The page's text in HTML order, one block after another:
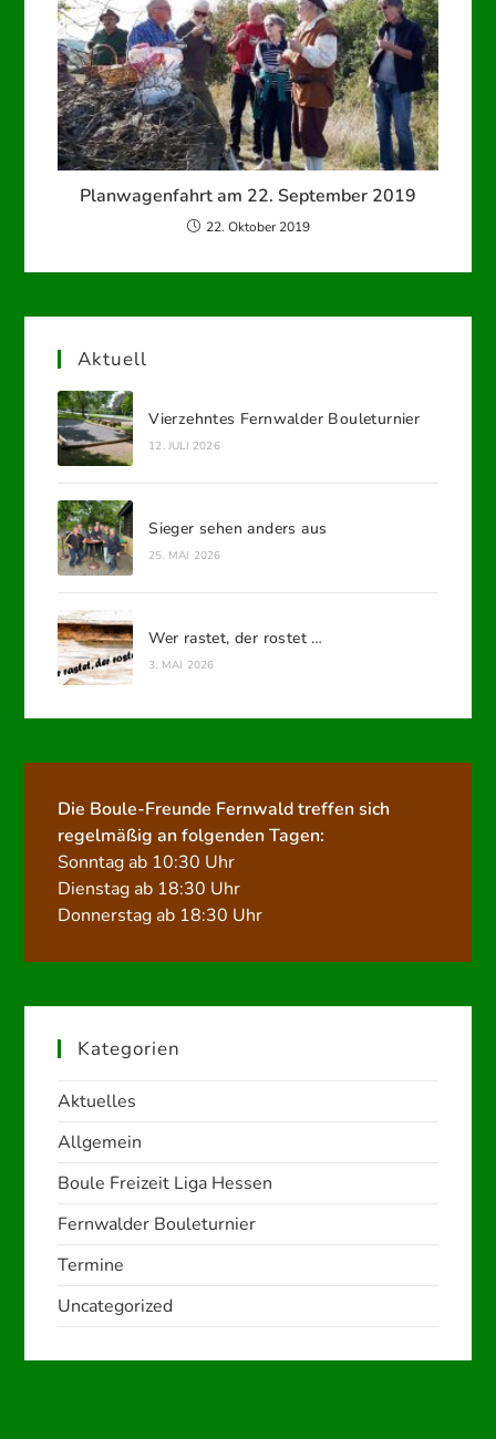
Planwagenfahrt am 22. September 2019
22. Oktober 2019
Aktuell
Vierzehntes Fernwalder Bouleturnier
12. JULI 2026
Sieger sehen anders aus
25. MAI 2026
Wer rastet, der rostet …
3. MAI 2026
Die Boule-Freunde Fernwald treffen sich
regelmäßig an folgenden Tagen:
Sonntag ab 10:30 Uhr
Dienstag ab 18:30 Uhr
Donnerstag ab 18:30 Uhr
Kategorien
Aktuelles
Allgemein
Boule Freizeit Liga Hessen
Fernwalder Bouleturnier
Termine
Uncategorized